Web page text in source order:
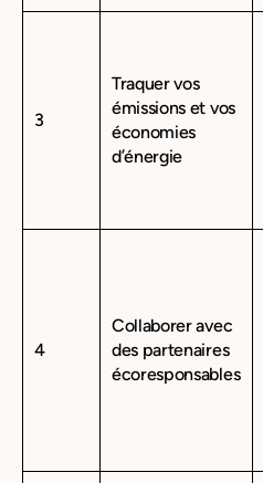
3
Traquer vos
émissions et vos
économies
d’énergie
4
Collaborer avec
des partenaires
écoresponsables